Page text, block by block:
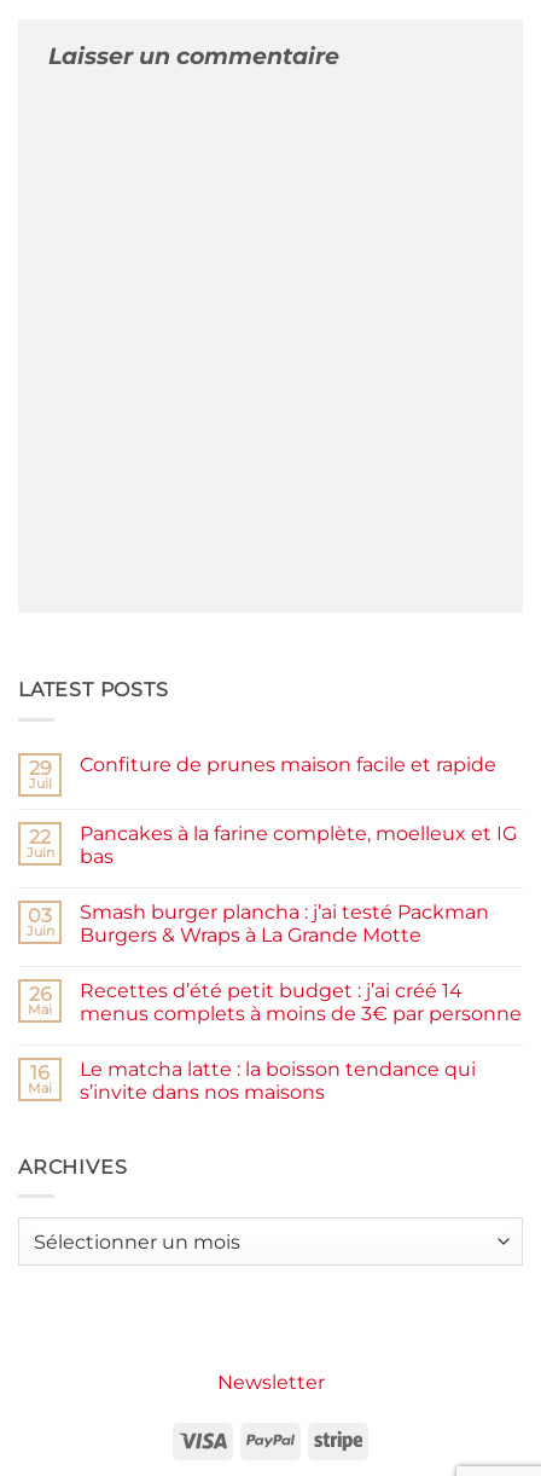
Laisser un commentaire
LATEST POSTS
29
Juil
Confiture de prunes maison facile et rapide
Confiture
de
prunes
et
rapide
22
Juin
Pancakes à la farine complète, moelleux et IG
bas
sur
Pancakes
à
complète,
moelleux
et
03
Juin
Smash burger plancha : j’ai testé Packman
Burgers & Wraps à La Grande Motte
sur
Smash
burger
testé
Packman
Burgers &
Grande
Motte
26
Mai
Recettes d’été petit budget : j’ai créé 14
menus complets à moins de 3€ par personne
sur
Recettes
d’été
j’ai
créé
à
16
Mai
Le matcha latte : la boisson tendance qui
s’invite dans nos maisons
Le
matcha
boisson
ARCHIVES
Archives
Newsletter
Visa PayPal Stripe